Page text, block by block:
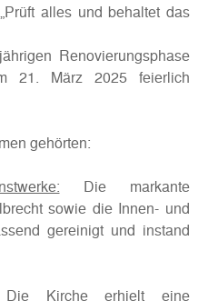
alles und behaltet das
Renovierungsphase
21. März 2025 feierlich
gehörten:
Die markante
sowie die Innen- und
gereinigt und instand
Die Kirche erhielt eine